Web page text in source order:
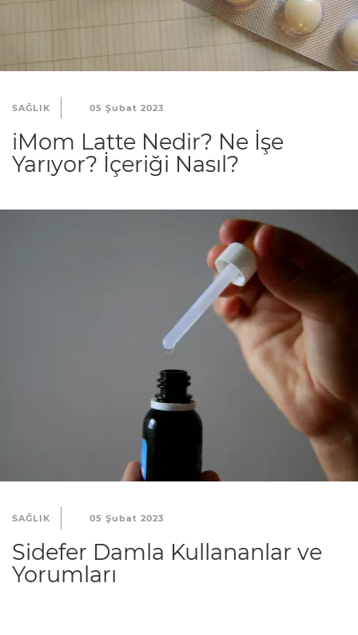
SAĞLIK 05 Şubat 2023
iMom Latte Nedir? Ne İşe
Yarıyor? İçeriği Nasıl?
SAĞLIK 05 Şubat 2023
Sidefer Damla Kullananlar ve
Yorumları